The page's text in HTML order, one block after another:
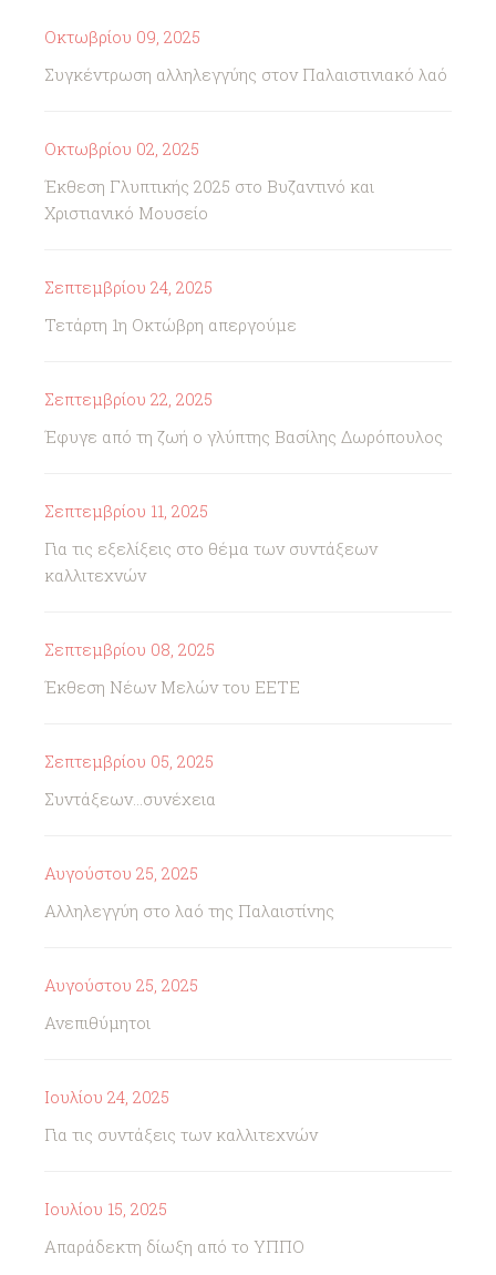
Οκτωβρίου 09, 2025
Συγκέντρωση αλληλεγγύης στον Παλαιστινιακό λαό
Οκτωβρίου 02, 2025
Έκθεση Γλυπτικής 2025 στο Βυζαντινό και
Χριστιανικό Μουσείο
Σεπτεμβρίου 24, 2025
Τετάρτη 1η Οκτώβρη απεργούμε
Σεπτεμβρίου 22, 2025
Έφυγε από τη ζωή ο γλύπτης Βασίλης Δωρόπουλος
Σεπτεμβρίου 11, 2025
Για τις εξελίξεις στο θέμα των συντάξεων
καλλιτεχνών
Σεπτεμβρίου 08, 2025
Έκθεση Νέων Μελών του ΕΕΤΕ
Σεπτεμβρίου 05, 2025
Συντάξεων...συνέχεια
Αυγούστου 25, 2025
Αλληλεγγύη στο λαό της Παλαιστίνης
Αυγούστου 25, 2025
Ανεπιθύμητοι
Ιουλίου 24, 2025
Για τις συντάξεις των καλλιτεχνών
Ιουλίου 15, 2025
Απαράδεκτη δίωξη από το ΥΠΠΟ